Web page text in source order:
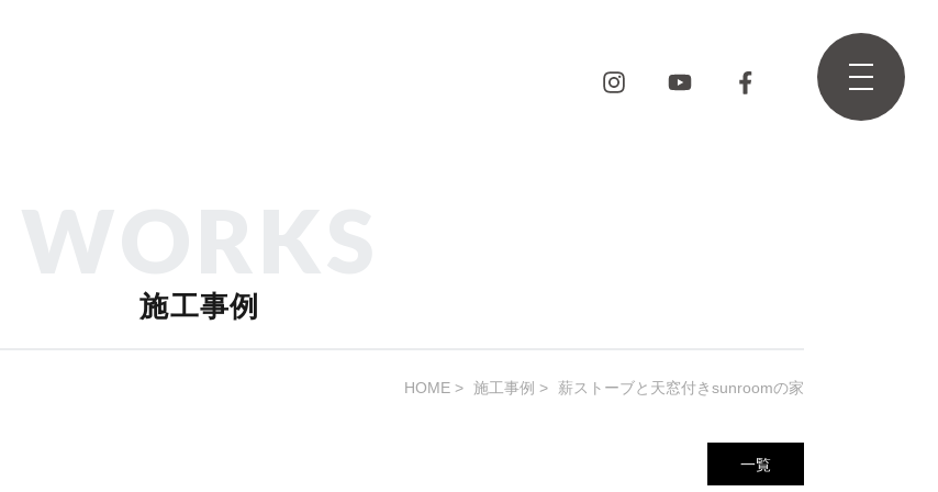
施工事例
HOME 施工事例 薪ストーブと天窓付きsunroomの家
一覧